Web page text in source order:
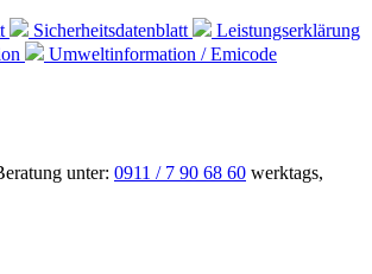
Sicherheitsdatenblatt
Leistungserklärung
Umweltinformation / Emicode
unter: 0911 / 7 90 68 60 werktags,